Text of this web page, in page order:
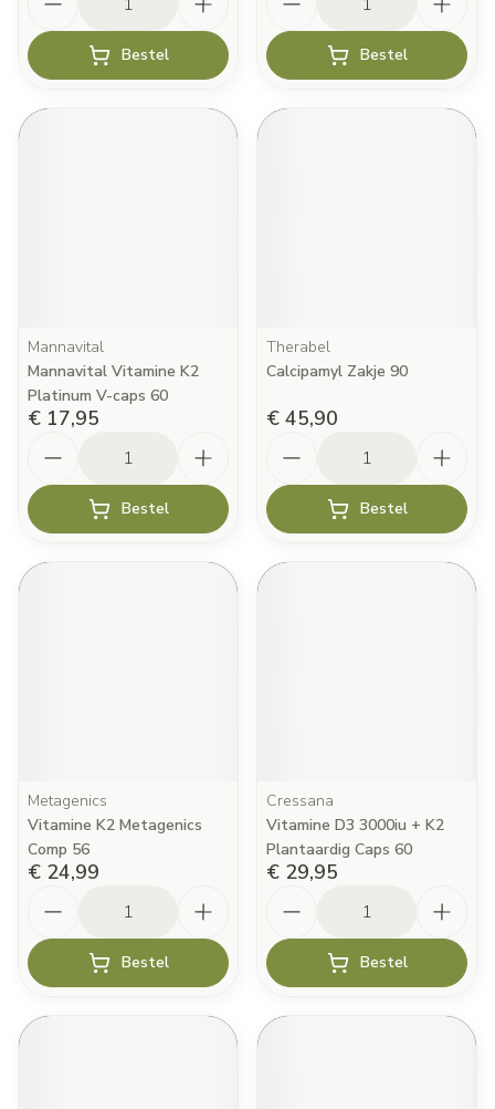
Bestel Bestel
Mannavital
Mannavital Vitamine K2
Platinum V-caps 60
€ 17,95
Bestel
Therabel
Calcipamyl Zakje 90
€ 45,90
Bestel
Metagenics
Vitamine K2 Metagenics
Comp 56
€ 24,99
Bestel
Cressana
Vitamine D3 3000iu + K2
Plantaardig Caps 60
€ 29,95
Bestel